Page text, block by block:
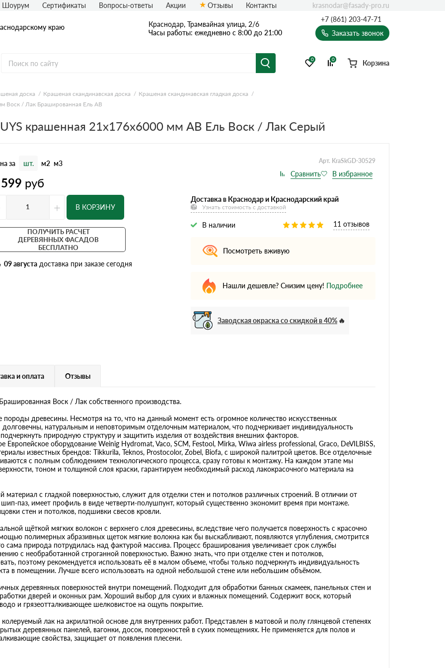
краю
Краснодар, Трамвайная улица, 2/6
Часы работы: ежедневно с 8:00 до 21:00
+7 (861) 203-47-71
Заказать звонок
0 0 Корзина
Шоурум Сертификаты Вопросы-ответы Акции Отзывы Контакты krasnodar@fasady-pro.ru
доска Крашеная скандинавская доска
Крашеная скандинавская гладкая доска
Воск / Лак Брашированная Ель АВ
UYS крашенная 21x176x6000 мм АВ Ель Воск / Лак Серый
за шт. м2 м3
руб
Арт. KraSkGD-30529
+ В КОРЗИНУ
ПОЛУЧИТЬ РАСЧЕТ
ДЕРЕВЯННЫХ ФАСАДОВ
БЕСПЛАТНО
09 августа доставка при заказе сегодня
Доставка в Краснодар и Краснодарский край
Узнать стоимость с доставкой
В наличии 11 отзывов
Посмотреть вживую
Нашли дешевле? Снизим цену! Подробнее
Заводская окраска со скидкой в 40%
и оплата Отзывы
Воск / Лак собственного производства.
древесины. Несмотря на то, что на данный момент есть огромное количество искусственных
долговечны, натуральным и неповторимым отделочным материалом, что подчеркивает индивидуальность
природную структуру и защитить изделия от воздействия внешних факторов.
Европейское оборудование Weinig Hydromat, Vaco, SCM, Festool, Mirka, Wiwa airless professional, Graco, DeVILBISS,
известных брендов: Tikkurila, Teknos, Prostocolor, Zobel, Biofa, с широкой палитрой цветов. Все отделочные
с полным соблюдением технологического процесса, сразу готовы к монтажу. На каждом этапе мы
тоном и толщиной слоя краски, гарантируем необходимый расход лакокрасочного материала на
материал с гладкой поверхностью, служит для отделки стен и потолков различных строений. В отличии от
паз, имеет профиль в виде четверти-полушпунт, который существенно экономит время при монтаже.
стен и потолков, подшивки свесов кровли.
щёткой мягких волокон с верхнего слоя древесины, вследствие чего получается поверхность с красочно
полимерных абразивных щеток мягкие волокна как бы выскабливают, появляются углубления, смотрится
сама природа потрудилась над фактурой массива. Процесс браширования увеличивает срок службы
с необработанной строганной поверхностью. Важно знать, что при отделке стен и потолков,
поэтому рекомендуется использовать её в малом объеме, чтобы только подчеркнуть индивидуальность
в помещении. Лучше всего использовать на одной небольшой стене или небольшим объёмом.
деревянных поверхностей внутри помещений. Подходит для обработки банных скамеек, панельных стен и
дверей и оконных рам. Хороший выбор для сухих и влажных помещений. Содержит воск, который
и грязеотталкивающее шелковистое на ощупь покрытие.
лак на акрилатной основе для внутренних работ. Представлен в матовой и полу глянцевой степенях
деревянных панелей, вагонки, досок, поверхностей в сухих помещениях. Не применяется для полов и
свойства, защищает от появления плесени.